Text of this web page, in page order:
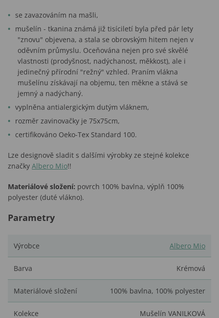
se zavazováním na mašli,
mušelín - tkanina známá již tisíciletí byla před pár lety
"znovu" objevena, a stala se obrovským hitem nejen v
oděvním průmyslu. Oceňována nejen pro své skvělé
vlastnosti (prodyšnost, nadýchanost, měkkost), ale i
jedinečný přírodní "režný" vzhled. Praním vlákna
mušelínu získávají na objemu, ten měkne a stává se
jemný a nadýchaný.
vyplněna antialergickým dutým vláknem,
rozměr zavinovačky je 75x75cm,
certifikováno Oeko-Tex Standard 100.
Lze designově sladit s dalšími výrobky ze stejné kolekce
značky Albero Mio!!
Materiálové složení: povrch 100% bavlna, výplň 100%
polyester (duté vlákno).
Parametry
Výrobce Albero Mio
Barva Krémová
Materiálové složení 100% bavlna, 100% polyester
Kolekce Mušelín VANILKOVÁ